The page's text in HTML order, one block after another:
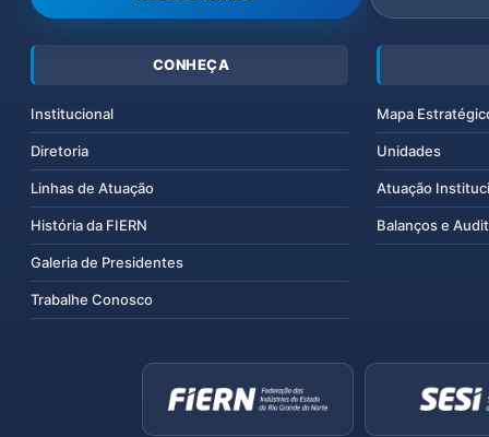
CONHEÇA
Institucional
Diretoria
Linhas de Atuação
História da FIERN
Galeria de Presidentes
Trabalhe Conosco
Mapa
Unidades
Atuação
Balanços e